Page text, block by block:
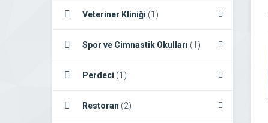
Veteriner Kliniği (1)
Spor ve Cimnastik Okulları (1)
Perdeci (1)
Restoran (2)